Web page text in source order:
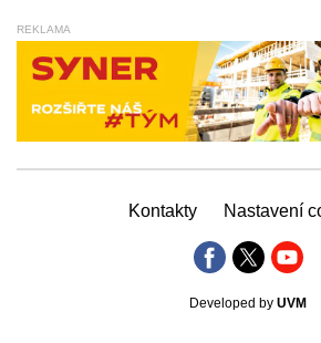
REKLAMA
Kontakty Nastavení
Developed by UVM